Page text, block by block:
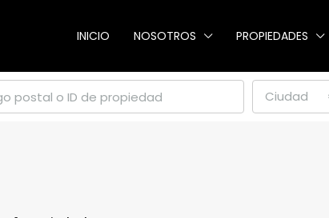
INICIO NOSOTROS PROPIEDADES
Ciudad